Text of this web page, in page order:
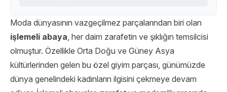
Moda dünyasının vazgeçilmez parçalarından biri olan
işlemeli abaya, her daim zarafetin ve şıklığın temsilcisi
olmuştur. Özellikle Orta Doğu ve Güney Asya
kültürlerinden gelen bu özel giyim parçası, günümüzde
dünya genelindeki kadınların ilgisini çekmeye devam